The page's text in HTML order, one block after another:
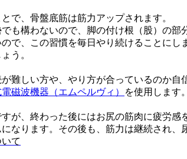
で、骨盤底筋は筋力アップされます。
も構わないので、脚の付け根（股）の
で、この習慣を毎日やり続けることに
う。
難しい方や、やり方が合っているのか自
磁波機器（エムペルヴィ）
を使用します
が、終わった後にはお尻の筋肉に疲労
なります。その後も、筋力は継続され
て